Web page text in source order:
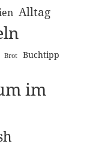
Alltag
Brot Buchtipp
im